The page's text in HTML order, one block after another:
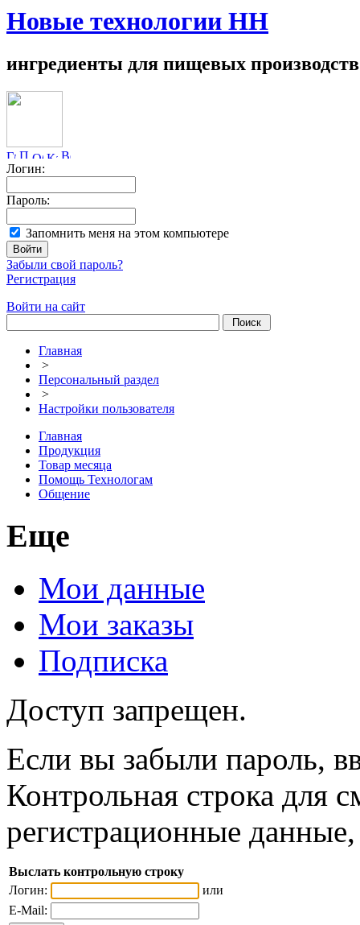
Новые технологии НН
ингредиенты для пищевых производств
Логин:
Пароль:
Запомнить меня на этом компьютере
Забыли свой пароль?
Регистрация
Войти на сайт
Главная
>
Персональный раздел
>
Настройки пользователя
Главная
Продукция
Товар месяца
Помощь Технологам
Общение
Еще
Мои данные
Мои заказы
Подписка
Доступ запрещен.
Если вы забыли пароль,
Контрольная строка для
регистрационные
Выслать контрольную строку
Логин:
или
E-Mail: